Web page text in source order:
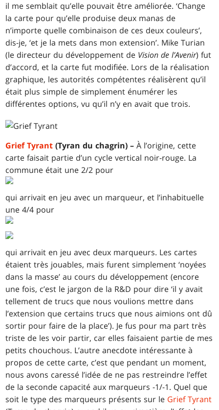
il me semblait qu’elle pouvait être améliorée. ‘Change
la carte pour qu’elle produise deux manas de
n’importe quelle combinaison de ces deux couleurs’,
dis-je, ‘et je la mets dans mon extension’. Mike Turian
(le directeur du développement de Vision de l’Avenir) fut
d’accord, et la carte fut modifiée. Lors de la réalisation
graphique, les autorités compétentes réalisèrent qu’il
était plus simple de simplement énumérer les
différentes options, vu qu’il n’y en avait que trois.
Grief Tyrant (Tyran du chagrin) – À l’origine, cette
carte faisait partie d’un cycle vertical noir-rouge. La
commune était une 2/2 pour
qui arrivait en jeu avec un marqueur, et l’inhabituelle
une 4/4 pour
qui arrivait en jeu avec deux marqueurs. Les cartes
étaient très jouables, mais furent simplement ‘noyées
dans la masse’ au cours du développement (encore
une fois, c’est le jargon de la R&D pour dire ‘il y avait
tellement de trucs que nous voulions mettre dans
l’extension que certains trucs que nous aimions ont dû
sortir pour faire de la place’). Je fus pour ma part très
triste de les voir partir, car elles faisaient partie de mes
petits chouchous. L’autre anecdote intéressante à
propos de cette carte, c’est que pendant un moment,
nous avons caressé l’idée de ne pas restreindre l’effet
de la seconde capacité aux marqueurs -1/-1. Quel que
soit le type des marqueurs présents sur le Grief Tyrant